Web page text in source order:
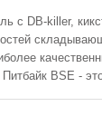
с DB-killer,
BSE -